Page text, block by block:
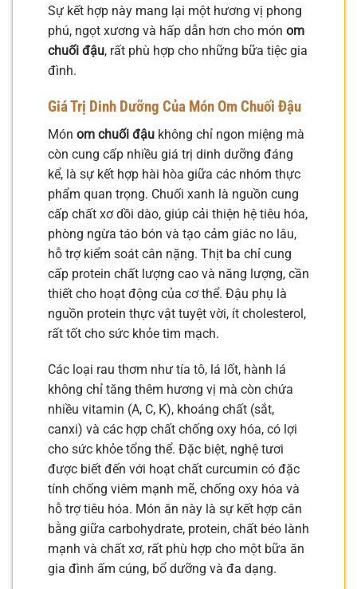
Sự kết hợp này mang lại một hương vị phong
phú, ngọt xương và hấp dẫn hơn cho món om
chuối đậu, rất phù hợp cho những bữa tiệc gia
đình.
Giá Trị Dinh Dưỡng Của Món Om Chuối Đậu
Món om chuối đậu không chỉ ngon miệng mà
còn cung cấp nhiều giá trị dinh dưỡng đáng
kể, là sự kết hợp hài hòa giữa các nhóm thực
phẩm quan trọng. Chuối xanh là nguồn cung
cấp chất xơ dồi dào, giúp cải thiện hệ tiêu hóa,
phòng ngừa táo bón và tạo cảm giác no lâu,
hỗ trợ kiểm soát cân nặng. Thịt ba chỉ cung
cấp protein chất lượng cao và năng lượng, cần
thiết cho hoạt động của cơ thể. Đậu phụ là
nguồn protein thực vật tuyệt vời, ít cholesterol,
rất tốt cho sức khỏe tim mạch.
Các loại rau thơm như tía tô, lá lốt, hành lá
không chỉ tăng thêm hương vị mà còn chứa
nhiều vitamin (A, C, K), khoáng chất (sắt,
canxi) và các hợp chất chống oxy hóa, có lợi
cho sức khỏe tổng thể. Đặc biệt, nghệ tươi
được biết đến với hoạt chất curcumin có đặc
tính chống viêm mạnh mẽ, chống oxy hóa và
hỗ trợ tiêu hóa. Món ăn này là sự kết hợp cân
bằng giữa carbohydrate, protein, chất béo lành
mạnh và chất xơ, rất phù hợp cho một bữa ăn
gia đình ấm cúng, bổ dưỡng và đa dạng.